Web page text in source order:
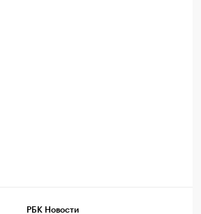
РБК Новости